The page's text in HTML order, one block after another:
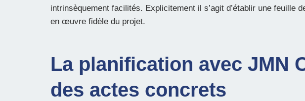
intrinsèquement facilités. Explicitement il s’agit d’établir une
en œuvre fidèle du projet.
La planification avec JMN
des actes concrets